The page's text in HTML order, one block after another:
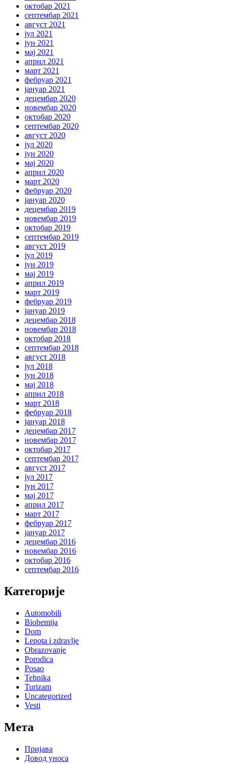
октобар 2021
септембар 2021
август 2021
јул 2021
јун 2021
мај 2021
април 2021
март 2021
фебруар 2021
јануар 2021
децембар 2020
новембар 2020
октобар 2020
септембар 2020
август 2020
јул 2020
јун 2020
мај 2020
април 2020
март 2020
фебруар 2020
јануар 2020
децембар 2019
новембар 2019
октобар 2019
септембар 2019
август 2019
јул 2019
јун 2019
мај 2019
април 2019
март 2019
фебруар 2019
јануар 2019
децембар 2018
новембар 2018
октобар 2018
септембар 2018
август 2018
јул 2018
јун 2018
мај 2018
април 2018
март 2018
фебруар 2018
јануар 2018
децембар 2017
новембар 2017
октобар 2017
септембар 2017
август 2017
јул 2017
јун 2017
мај 2017
април 2017
март 2017
фебруар 2017
јануар 2017
децембар 2016
новембар 2016
октобар 2016
септембар 2016
Категорије
Automobili
Biohemija
Dom
Lepota i zdravlje
Obrazovanje
Porodica
Posao
Tehnika
Turizam
Uncategorized
Vesti
Мета
Пријава
Довод уноса